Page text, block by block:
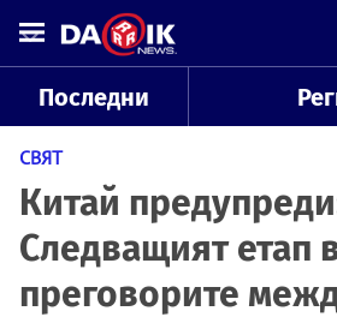
Последни
СВЯТ
Китай
Следващият етап
преговорите